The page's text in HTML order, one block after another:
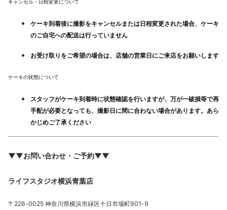
キャンセル・日程変更について
ケーキ到着後に撮影をキャンセルまたは日程変更された場合、ケーキ
のご自宅への配送は行っていません
お受け取りをご希望の場合は、店舗の営業日にご来店をお願いします
ケーキの状態について
スタッフがケーキ到着時に状態確認を行いますが、万が一破損等で再
手配が必要となっても、撮影日に間に合わない場合があります。 あら
かじめご了承ください
▼▼お問い合わせ・ご予約▼▼
ライフスタジオ横浜青葉店
〒226-0025 神奈川県横浜市緑区十日市場町901-9